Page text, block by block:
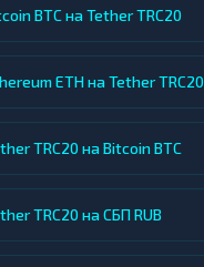
BTC на Tether TRC20
ETH на Tether TRC20
TRC20 на Bitcoin BTC
TRC20 на СБП RUB